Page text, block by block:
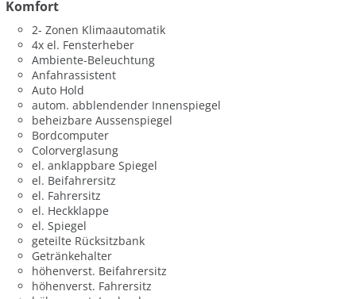
Komfort
2- Zonen Klimaautomatik
4x el. Fensterheber
Ambiente-Beleuchtung
Anfahrassistent
Auto Hold
autom. abblendender Innenspiegel
beheizbare Aussenspiegel
Bordcomputer
Colorverglasung
el. anklappbare Spiegel
el. Beifahrersitz
el. Fahrersitz
el. Heckklappe
el. Spiegel
geteilte Rücksitzbank
Getränkehalter
höhenverst. Beifahrersitz
höhenverst. Fahrersitz